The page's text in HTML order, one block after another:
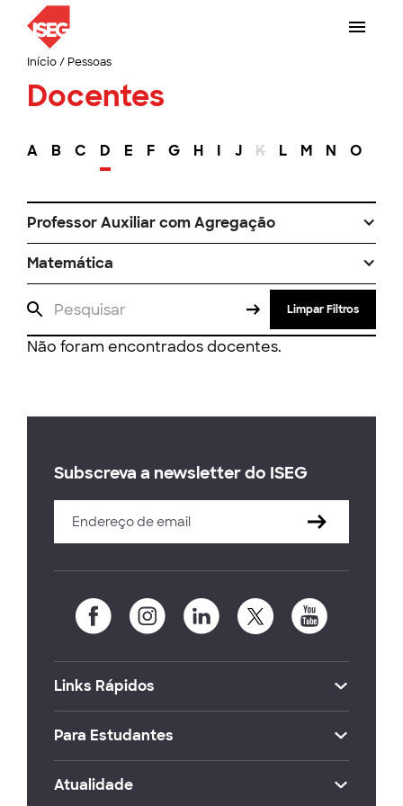
Início/ Pessoas
Docentes
A B C D E F G H I J K L M N O
Professor Auxiliar com Agregação
Matemática
Limpar Filtros
Não foram encontrados docentes.
Subscreva a newsletter do ISEG
Links Rápidos
Para Estudantes
Atualidade